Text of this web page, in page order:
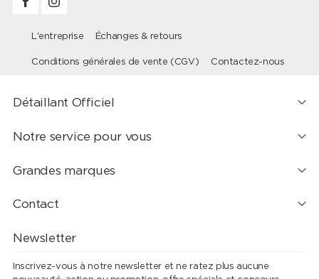
L'entreprise Échanges & retours
Conditions générales de vente (CGV) Contactez-nous
Détaillant Officiel
Notre service pour vous
Grandes marques
Contact
Newsletter
Inscrivez-vous à notre newsletter et ne ratez plus aucune